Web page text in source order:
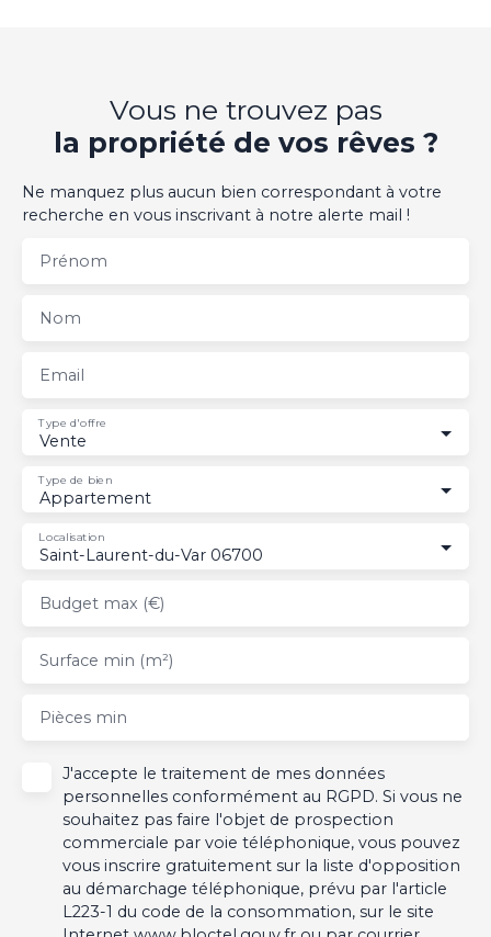
Vous ne trouvez pas
la propriété de vos rêves ?
Ne manquez plus aucun bien correspondant à votre
recherche en vous inscrivant à notre alerte mail !
Prénom
Nom
Email
Vente
Type d'offre
Appartement
Type de bien
Saint-Laurent-du-Var 06700
Localisation
Budget max (€)
Surface min (m²)
Pièces min
J'accepte le traitement de mes données
personnelles conformément au RGPD. Si vous ne
souhaitez pas faire l'objet de prospection
commerciale par voie téléphonique, vous pouvez
vous inscrire gratuitement sur la liste d'opposition
au démarchage téléphonique, prévu par l'article
L223-1 du code de la consommation, sur le site